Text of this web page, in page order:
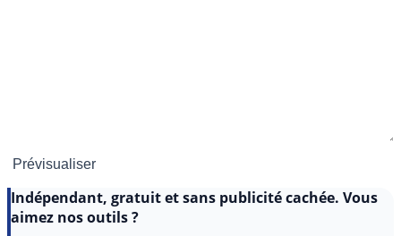
Indépendant, gratuit et sans publicité cachée. Vous